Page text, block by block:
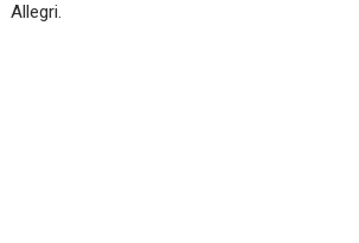
Allegri.